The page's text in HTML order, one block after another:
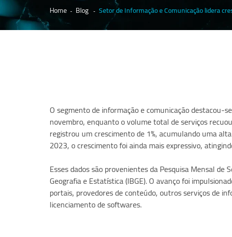
Home Blog Setor de Informação e Comunicação lidera
O segmento de informação e comunicação destacou-
novembro, enquanto o volume total de serviços
registrou um crescimento de 1%, acumulando uma
2023, o crescimento foi ainda mais expressivo,
Esses dados são provenientes da Pesquisa Mensal
Geografia e Estatística (IBGE). O avanço foi
portais, provedores de conteúdo, outros serviços de
licenciamento de softwares.